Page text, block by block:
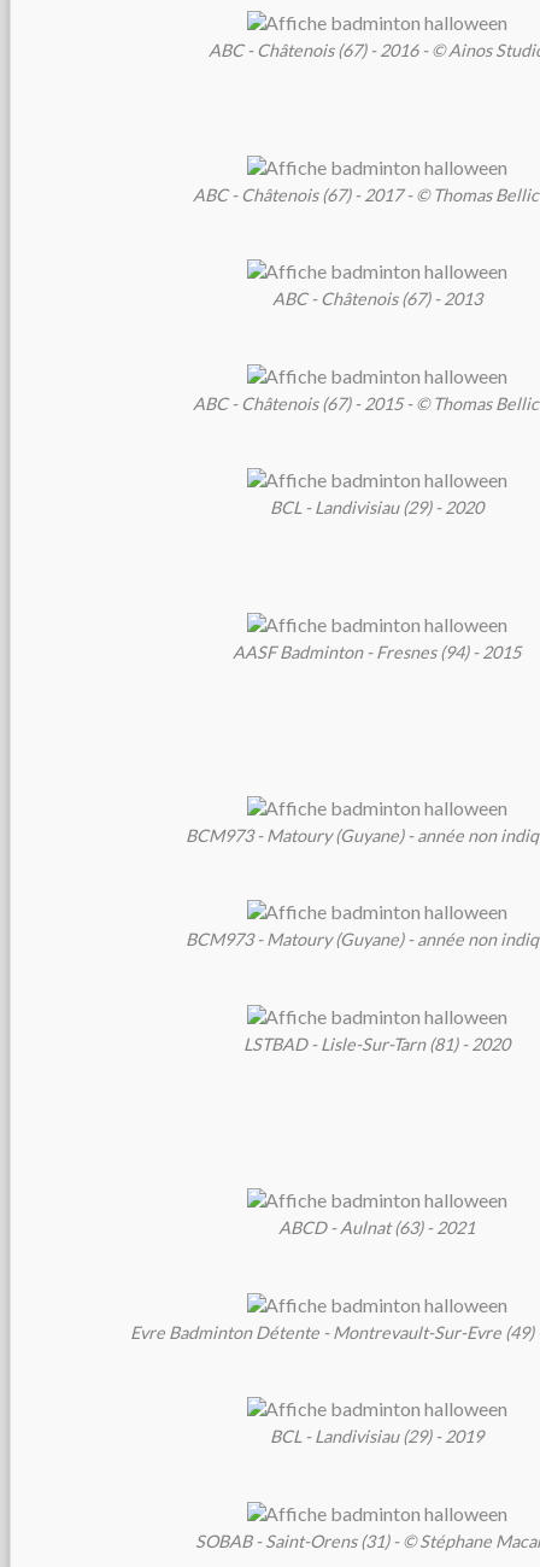
ABC - Châtenois (67) - 2016 - © Ainos
ABC - Châtenois (67) - 2017 - © Thomas
ABC - Châtenois (67) - 2013
ABC - Châtenois (67) - 2015 - © Thomas
BCL - Landivisiau (29) - 2020
AASF Badminton - Fresnes (94) - 2015
BCM973 - Matoury (Guyane) - année non
BCM973 - Matoury (Guyane) - année non
LSTBAD - Lisle-Sur-Tarn (81) - 2020
ABCD - Aulnat (63) - 2021
Evre Badminton Détente - Montrevault-Sur-Evre (49)
BCL - Landivisiau (29) - 2019
SOBAB - Saint-Orens (31) - © Stéphane